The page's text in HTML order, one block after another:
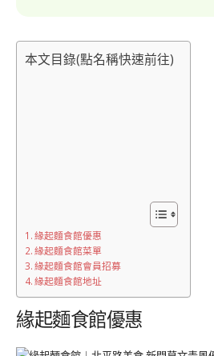
本文目錄(點名稱快速前往)
緣起麵食館優惠
緣起麵食館菜單
緣起麵食館會員招募
緣起麵食館地址
緣起麵食館優惠